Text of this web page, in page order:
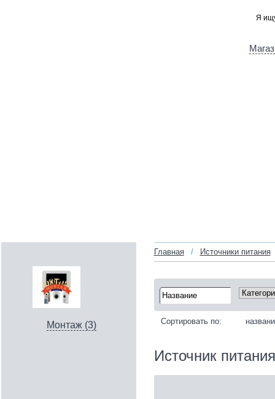
Монтаж (3)
Главная / Источники питания
Сортировать по:
Источник